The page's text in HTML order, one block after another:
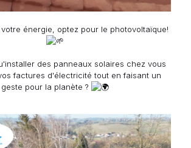
votre énergie, optez pour le photovoltaïque!
des panneaux solaires chez vous
factures d'électricité tout en faisant un
geste pour la planète ?